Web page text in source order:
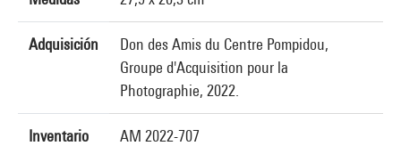
Adquisición
Don des Amis du Centre Pompidou,
Groupe d'Acquisition pour la
Photographie, 2022.
Inventario AM 2022-707